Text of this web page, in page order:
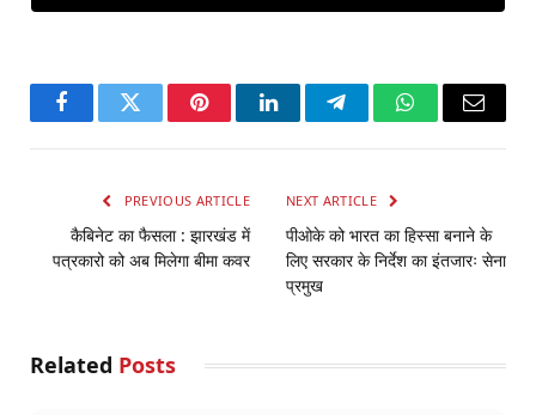
FacebookTwitter PinterestLinkedInTelegramWhatsApp
Email
PREVIOUS ARTICLE
कैबिनेट का फैसला : झारखंड में
पत्रकारो को अब मिलेगा बीमा कवर
NEXT ARTICLE
पीओके को भारत का हिस्सा बनाने के
लिए सरकार के निर्देश का इंतजारः सेना
प्रमुख
Related Posts